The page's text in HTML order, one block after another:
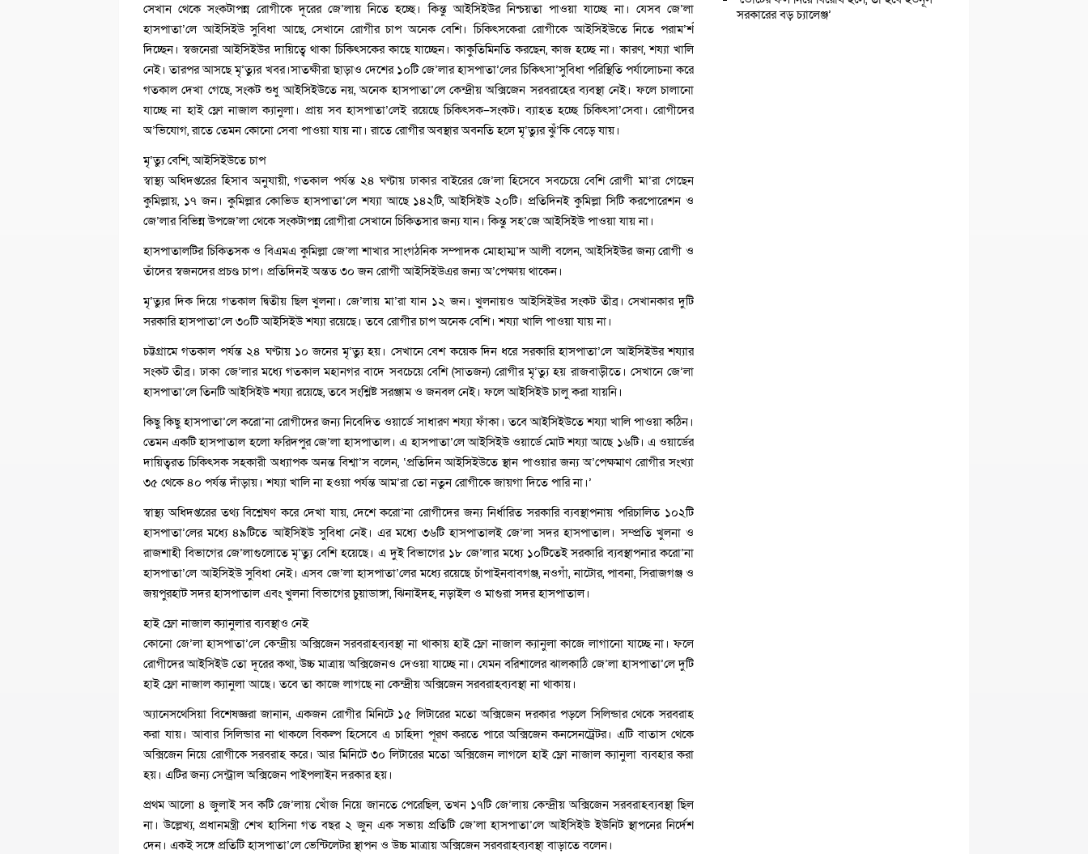
সেখান থেকে সংকটাপন্ন রোগীকে দূরের জে’লায় নিতে হচ্ছে। কিন্তু আইসিইউর নিশ্চয়তা পাওয়া যাচ্ছে না। যেসব জে’লা
হাসপাতা’লে আইসিইউ সুবিধা আছে, সেখানে রোগীর চাপ অনেক বেশি। চিকিৎসকেরা রোগীকে আইসিইউতে নিতে পরাম’র্শ
দিচ্ছেন। স্বজনেরা আইসিইউর দায়িত্বে থাকা চিকিৎসকের কাছে যাচ্ছেন। কাকুতিমিনতি করছেন, কাজ হচ্ছে না। কারণ, শয্যা খালি
নেই। তারপর আসছে মৃ’ত্যুর খবর।সাতক্ষীরা ছাড়াও দেশের ১০টি জে’লার হাসপাতা’লের চিকিৎসা’সুবিধা পরিস্থিতি পর্যালোচনা করে
গতকাল দেখা গেছে, সংকট শুধু আইসিইউতে নয়, অনেক হাসপাতা’লে কেন্দ্রীয় অক্সিজেন সরবরাহের ব্যবস্থা নেই। ফলে চালানো
যাচ্ছে না হাই ফ্লো নাজাল ক্যানুলা। প্রায় সব হাসপাতা’লেই রয়েছে চিকিৎসক–সংকট। ব্যাহত হচ্ছে চিকিৎসা’সেবা। রোগীদের
অ’ভিযোগ, রাতে তেমন কোনো সেবা পাওয়া যায় না। রাতে রোগীর অবস্থার অবনতি হলে মৃ’ত্যুর ঝুঁ’কি বেড়ে যায়।
মৃ’ত্যু বেশি, আইসিইউতে চাপ
স্বাস্থ্য অধিদপ্তরের হিসাব অনুযায়ী, গতকাল পর্যন্ত ২৪ ঘণ্টায় ঢাকার বাইরের জে’লা হিসেবে সবচেয়ে বেশি রোগী মা’রা গেছেন
কুমিল্লায়, ১৭ জন। কুমিল্লার কোভিড হাসপাতা’লে শয্যা আছে ১৪২টি, আইসিইউ ২০টি। প্রতিদিনই কুমিল্লা সিটি করপোরেশন ও
জে’লার বিভিন্ন উপজে’লা থেকে সংকটাপন্ন রোগীরা সেখানে চিকিত্সার জন্য যান। কিন্তু সহ’জে আইসিইউ পাওয়া যায় না।
হাসপাতালটির চিকিত্সক ও বিএমএ কুমিল্লা জে’লা শাখার সাংগঠনিক সম্পাদক মোহাম্ম’দ আলী বলেন, আইসিইউর জন্য রোগী ও
তাঁদের স্বজনদের প্রচণ্ড চাপ। প্রতিদিনই অন্তত ৩০ জন রোগী আইসিইউএর জন্য অ’পেক্ষায় থাকেন।
মৃ’ত্যুর দিক দিয়ে গতকাল দ্বিতীয় ছিল খুলনা। জে’লায় মা’রা যান ১২ জন। খুলনায়ও আইসিইউর সংকট তীব্র। সেখানকার দুটি
সরকারি হাসপাতা’লে ৩০টি আইসিইউ শয্যা রয়েছে। তবে রোগীর চাপ অনেক বেশি। শয্যা খালি পাওয়া যায় না।
চট্টগ্রামে গতকাল পর্যন্ত ২৪ ঘণ্টায় ১০ জনের মৃ’ত্যু হয়। সেখানে বেশ কয়েক দিন ধরে সরকারি হাসপাতা’লে আইসিইউর শয্যার
সংকট তীব্র। ঢাকা জে’লার মধ্যে গতকাল মহানগর বাদে সবচেয়ে বেশি (সাতজন) রোগীর মৃ’ত্যু হয় রাজবাড়ীতে। সেখানে জে’লা
হাসপাতা’লে তিনটি আইসিইউ শয্যা রয়েছে, তবে সংশ্লিষ্ট সরঞ্জাম ও জনবল নেই। ফলে আইসিইউ চালু করা যায়নি।
কিছু কিছু হাসপাতা’লে করো’না রোগীদের জন্য নিবেদিত ওয়ার্ডে সাধারণ শয্যা ফাঁকা। তবে আইসিইউতে শয্যা খালি পাওয়া কঠিন।
তেমন একটি হাসপাতাল হলো ফরিদপুর জে’লা হাসপাতাল। এ হাসপাতা’লে আইসিইউ ওয়ার্ডে মোট শয্যা আছে ১৬টি। এ ওয়ার্ডের
দায়িত্বরত চিকিৎসক সহকারী অধ্যাপক অনন্ত বিশ্বা’স বলেন, ‘প্রতিদিন আইসিইউতে স্থান পাওয়ার জন্য অ’পেক্ষমাণ রোগীর সংখ্যা
৩৫ থেকে ৪০ পর্যন্ত দাঁড়ায়। শয্যা খালি না হওয়া পর্যন্ত আম’রা তো নতুন রোগীকে জায়গা দিতে পারি না।’
স্বাস্থ্য অধিদপ্তরের তথ্য বিশ্লেষণ করে দেখা যায়, দেশে করো’না রোগীদের জন্য নির্ধারিত সরকারি ব্যবস্থাপনায় পরিচালিত ১০২টি
হাসপাতা’লের মধ্যে ৪৯টিতে আইসিইউ সুবিধা নেই। এর মধ্যে ৩৬টি হাসপাতালই জে’লা সদর হাসপাতাল। সম্প্রতি খুলনা ও
রাজশাহী বিভাগের জে’লাগুলোতে মৃ’ত্যু বেশি হয়েছে। এ দুই বিভাগের ১৮ জে’লার মধ্যে ১০টিতেই সরকারি ব্যবস্থাপনার করো’না
হাসপাতা’লে আইসিইউ সুবিধা নেই। এসব জে’লা হাসপাতা’লের মধ্যে রয়েছে চাঁপাইনবাবগঞ্জ, নওগাঁ, নাটোর, পাবনা, সিরাজগঞ্জ ও
জয়পুরহাট সদর হাসপাতাল এবং খুলনা বিভাগের চুয়াডাঙ্গা, ঝিনাইদহ, নড়াইল ও মাগুরা সদর হাসপাতাল।
হাই ফ্লো নাজাল ক্যানুলার ব্যবস্থাও নেই
কোনো জে’লা হাসপাতা’লে কেন্দ্রীয় অক্সিজেন সরবরাহব্যবস্থা না থাকায় হাই ফ্লো নাজাল ক্যানুলা কাজে লাগানো যাচ্ছে না। ফলে
রোগীদের আইসিইউ তো দূরের কথা, উচ্চ মাত্রায় অক্সিজেনও দেওয়া যাচ্ছে না। যেমন বরিশালের ঝালকাঠি জে’লা হাসপাতা’লে দুটি
হাই ফ্লো নাজাল ক্যানুলা আছে। তবে তা কাজে লাগছে না কেন্দ্রীয় অক্সিজেন সরবরাহব্যবস্থা না থাকায়।
অ্যানেসথেসিয়া বিশেষজ্ঞরা জানান, একজন রোগীর মিনিটে ১৫ লিটারের মতো অক্সিজেন দরকার পড়লে সিলিন্ডার থেকে সরবরাহ
করা যায়। আবার সিলিন্ডার না থাকলে বিকল্প হিসেবে এ চাহিদা পূরণ করতে পারে অক্সিজেন কনসেনট্রেটর। এটি বাতাস থেকে
অক্সিজেন নিয়ে রোগীকে সরবরাহ করে। আর মিনিটে ৩০ লিটারের মতো অক্সিজেন লাগলে হাই ফ্লো নাজাল ক্যানুলা ব্যবহার করা
হয়। এটির জন্য সেন্ট্রাল অক্সিজেন পাইপলাইন দরকার হয়।
প্রথম আলো ৪ জুলাই সব কটি জে’লায় খোঁজ নিয়ে জানতে পেরেছিল, তখন ১৭টি জে’লায় কেন্দ্রীয় অক্সিজেন সরবরাহব্যবস্থা ছিল
না। উল্লেখ্য, প্রধানমন্ত্রী শেখ হাসিনা গত বছর ২ জুন এক সভায় প্রতিটি জে’লা হাসপাতা’লে আইসিইউ ইউনিট স্থাপনের নির্দেশ
দেন। একই সঙ্গে প্রতিটি হাসপাতা’লে ভেন্টিলেটর স্থাপন ও উচ্চ মাত্রায় অক্সিজেন সরবরাহব্যবস্থা বাড়াতে বলেন।
সরকারের বড় চ্যালেঞ্জ’